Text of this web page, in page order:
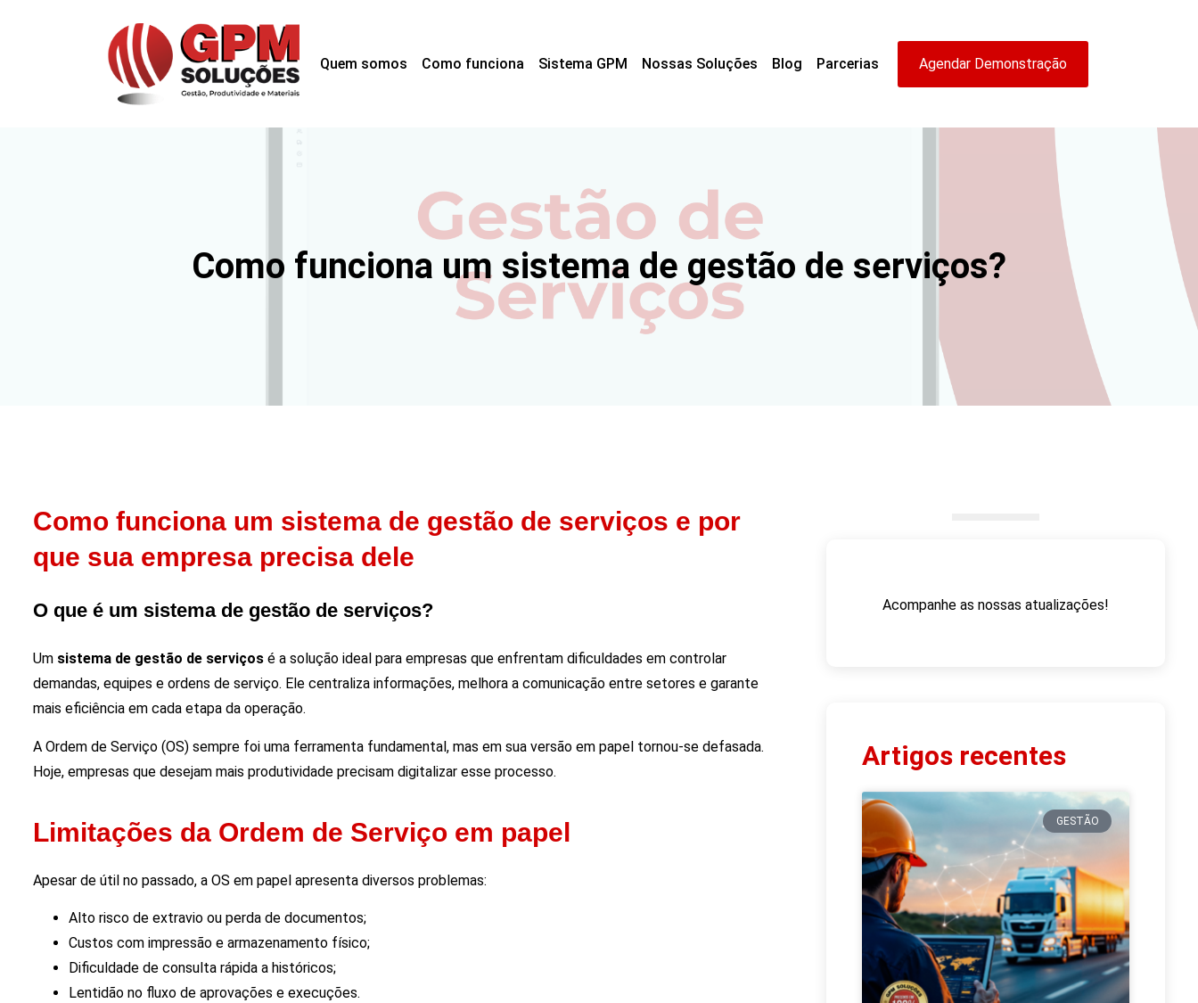
Quem somos Como funciona Sistema GPM Nossas Soluções Blog Parcerias Agendar Demonstração
Como funciona um sistema de gestão de serviços?
Como funciona um sistema de gestão de serviços e por
que sua empresa precisa dele
O que é um sistema de gestão de serviços?
Um sistema de gestão de serviços é a solução ideal para empresas que enfrentam dificuldades em controlar
demandas, equipes e ordens de serviço. Ele centraliza informações, melhora a comunicação entre setores e garante
mais eficiência em cada etapa da operação.
A Ordem de Serviço (OS) sempre foi uma ferramenta fundamental, mas em sua versão em papel tornou-se defasada.
Hoje, empresas que desejam mais produtividade precisam digitalizar esse processo.
Limitações da Ordem de Serviço em papel
Apesar de útil no passado, a OS em papel apresenta diversos problemas:
Alto risco de extravio ou perda de documentos;
Custos com impressão e armazenamento físico;
Dificuldade de consulta rápida a históricos;
Lentidão no fluxo de aprovações e execuções.
Acompanhe as nossas atualizações!
Artigos recentes
GESTÃO